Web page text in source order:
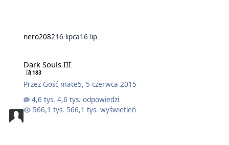
nero208216 lipca16 lip
Dark Souls III
183
Przez Gość mate5, 5 czerwca 2015
4,6 tys. odpowiedzi
566,1 tys. wyświetleń